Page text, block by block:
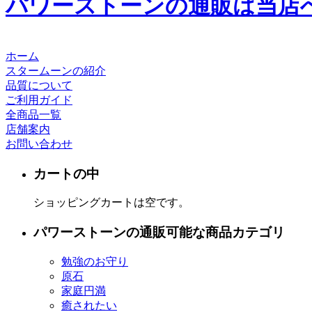
パワーストーンの通販は当店
ホーム
スタームーンの紹介
品質について
ご利用ガイド
全商品一覧
店舗案内
お問い合わせ
カートの中
ショッピングカートは空です。
パワーストーンの通販可能な商品カテゴリ
勉強のお守り
原石
家庭円満
癒されたい